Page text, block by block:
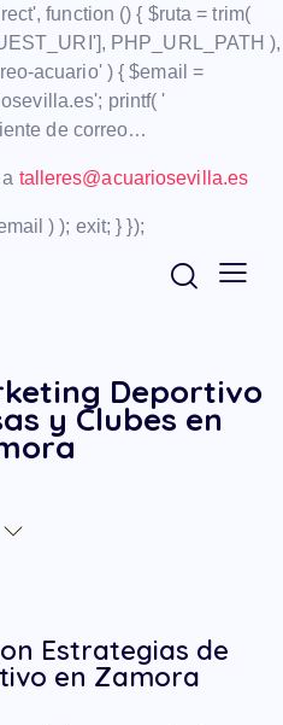
function () { $ruta = trim(
PHP_URL_PATH ),
acuario' ) { $email =
printf( '
de correo…
talleres@acuariosevilla.es
) ); exit; } });
Deportivo
y Clubes en
Estrategias de
en Zamora